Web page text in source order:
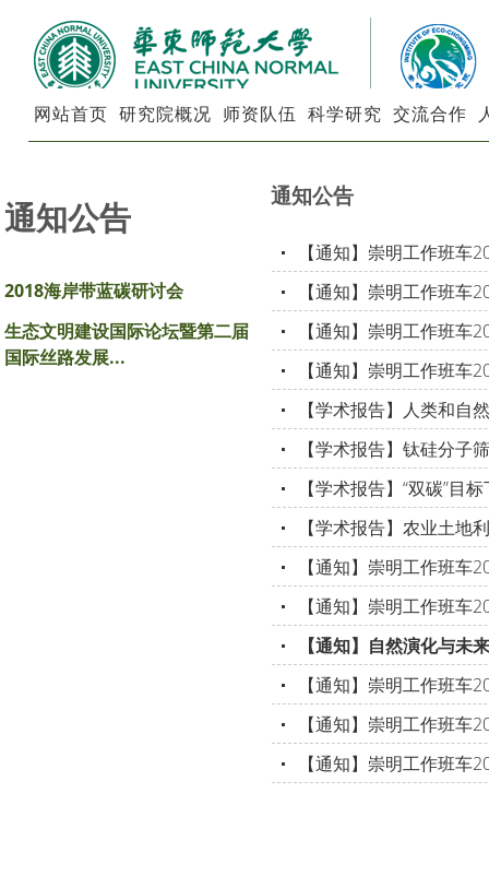
网站首页 研究院概况 师资队伍 科学研究 交流合作
通知公告
2018海岸带蓝碳研讨会
生态文明建设国际论坛暨第二届
国际丝路发展...
通知公告
【通知】崇明工作班车
【通知】崇明工作班车
【通知】崇明工作班车
【通知】崇明工作班车
【学术报告】人类和自
【学术报告】钛硅分子
【学术报告】“双碳”目
【学术报告】农业土地
【通知】崇明工作班车
【通知】崇明工作班车
【通知】自然演化与未
【通知】崇明工作班车
【通知】崇明工作班车
【通知】崇明工作班车